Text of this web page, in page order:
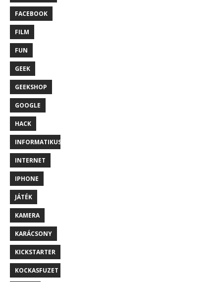
FACEBOOK
FILM
FUN
GEEK
GEEKSHOP
GOOGLE
HACK
INFORMATIKUS
INTERNET
IPHONE
JÁTÉK
KAMERA
KARÁCSONY
KICKSTARTER
KOCKASFUZET